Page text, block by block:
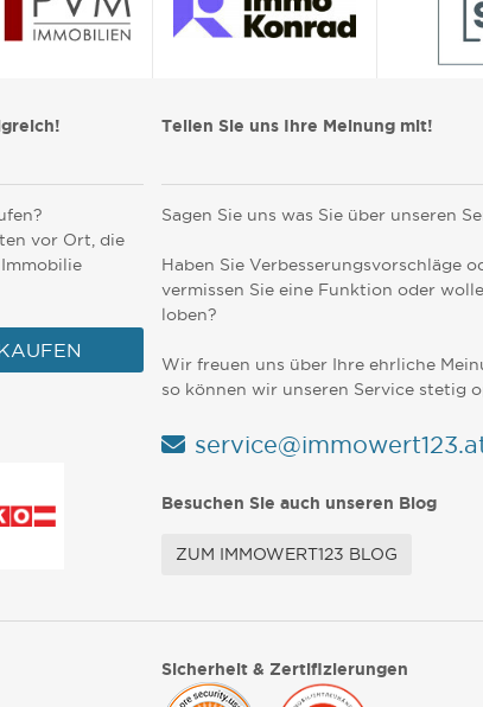
vor Ort, die
Teilen Sie uns Ihre Meinung mit!
Sagen Sie uns was Sie über unseren
Haben Sie Verbesserungsvorschläge
vermissen Sie eine Funktion oder
loben?
Wir freuen uns über Ihre ehrliche
so können wir unseren Service stetig
Besuchen Sie auch unseren Blog
ZUM IMMOWERT123 BLOG
Sicherheit & Zertifizierungen